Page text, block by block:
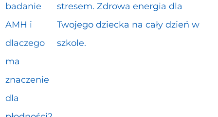
badanie
AMH i
dlaczego
ma
znaczenie
dla
stresem. Zdrowa energia dla
Twojego dziecka na cały dzień w
szkole.